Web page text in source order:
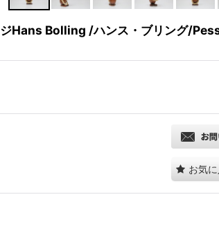
Hans Bolling /ハンス・ブリング/
お気